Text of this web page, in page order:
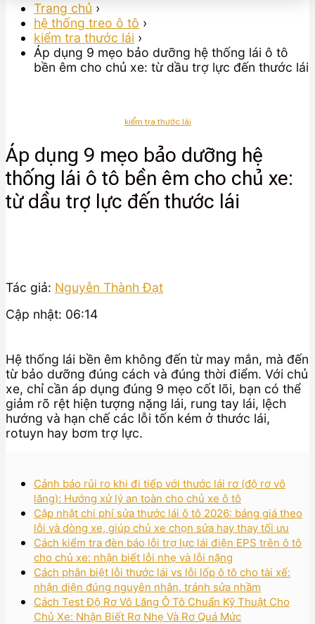
Trang chủ ›
hệ thống treo ô tô ›
kiểm tra thước lái ›
Áp dụng 9 mẹo bảo dưỡng hệ thống lái ô tô
bền êm cho chủ xe: từ dầu trợ lực đến thước lái
kiểm tra thước lái
Áp dụng 9 mẹo bảo dưỡng hệ
thống lái ô tô bền êm cho chủ xe:
từ dầu trợ lực đến thước lái
Tác giả: Nguyễn Thành Đạt
Cập nhật: 06:14
Hệ thống lái bền êm không đến từ may mắn, mà đến
từ bảo dưỡng đúng cách và đúng thời điểm. Với chủ
xe, chỉ cần áp dụng đúng 9 mẹo cốt lõi, bạn có thể
giảm rõ rệt hiện tượng nặng lái, rung tay lái, lệch
hướng và hạn chế các lỗi tốn kém ở thước lái,
rotuyn hay bơm trợ lực.
Cảnh báo rủi ro khi đi tiếp với thước lái rơ (độ rơ vô
lăng): Hướng xử lý an toàn cho chủ xe ô tô
Cập nhật chi phí sửa thước lái ô tô 2026: bảng giá theo
lỗi và dòng xe, giúp chủ xe chọn sửa hay thay tối ưu
Cách kiểm tra đèn báo lỗi trợ lực lái điện EPS trên ô tô
cho chủ xe: nhận biết lỗi nhẹ và lỗi nặng
Cách phân biệt lỗi thước lái vs lỗi lốp ô tô cho tài xế:
nhận diện đúng nguyên nhân, tránh sửa nhầm
Cách Test Độ Rơ Vô Lăng Ô Tô Chuẩn Kỹ Thuật Cho
Chủ Xe: Nhận Biết Rơ Nhẹ Và Rơ Quá Mức